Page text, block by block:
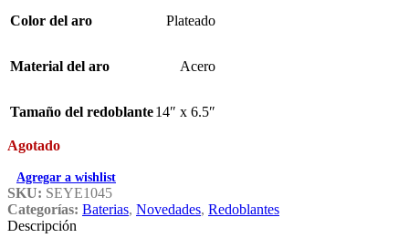
Color del aro Plateado
Material del aro Acero
Tamaño del redoblante14″ x 6.5″
Agotado
Agregar a wishlist
SKU: SEYE1045
Categorías: Baterias, Novedades, Redoblantes
Descripción